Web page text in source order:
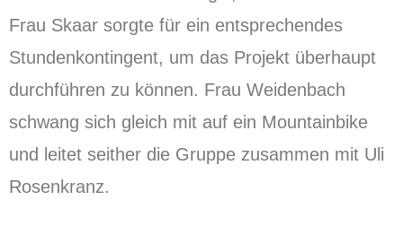
Frau Skaar sorgte für ein entsprechendes
Stundenkontingent, um das Projekt überhaupt
durchführen zu können. Frau Weidenbach
schwang sich gleich mit auf ein Mountainbike
und leitet seither die Gruppe zusammen mit Uli
Rosenkranz.